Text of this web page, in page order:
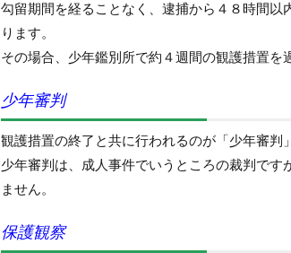
勾留期間を経ることなく、逮捕から４８時間
ります。
その場合、少年鑑別所で約４週間の観護措置を
少年審判
観護措置の終了と共に行われるのが「少年審判
少年審判は、成人事件でいうところの裁判で
ません。
保護観察